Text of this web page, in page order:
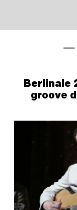
Berlinale
groove